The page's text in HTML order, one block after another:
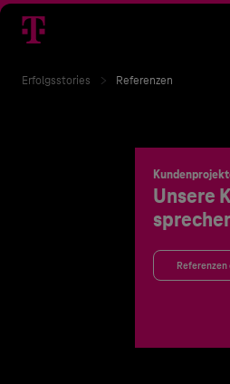
Erfolgsstories Referenzen
Unsere